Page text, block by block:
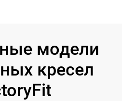
модели
кресел